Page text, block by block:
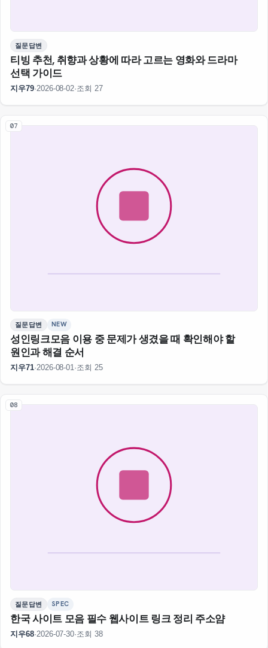
질문답변
티빙 추천, 취향과 상황에 따라 고르는 영화와 드라마
선택 가이드
지우79·2026-08-02·조회 27
07
질문답변 NEW
성인링크모음 이용 중 문제가 생겼을 때 확인해야 할
원인과 해결 순서
지우71·2026-08-01·조회 25
08
질문답변 SPEC
한국 사이트 모음 필수 웹사이트 링크 정리 주소얌
지우68·2026-07-30·조회 38